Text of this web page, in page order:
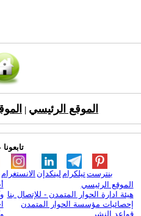
الموقع الرئيسي
الانستغرام لينكدإن تيلكرامبنترست
الموقع الرئيسي
هيئة ادارة الحوار المتمدن - للإتصال بنا
إحصائيات مؤسسة الحوار المتمدن
قواعد النشر